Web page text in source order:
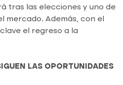
tras las elecciones y uno de
mercado. Además, con el
el regreso a la
LAS OPORTUNIDADES